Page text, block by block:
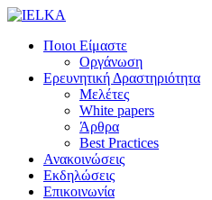
Ποιοι Είμαστε
Οργάνωση
Ερευνητική Δραστηριότητα
Μελέτες
White papers
Άρθρα
Best Practices
Ανακοινώσεις
Εκδηλώσεις
Επικοινωνία